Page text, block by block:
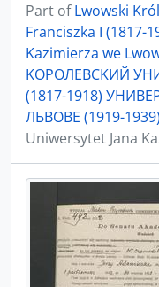
Part ofLwowski
Franciszka I (1817-
Kazimierza we
KOPOЛEBCKИЙ
(1817-1918)
ЛЬBOBE (1919-1939)
Uniwersytet Jana